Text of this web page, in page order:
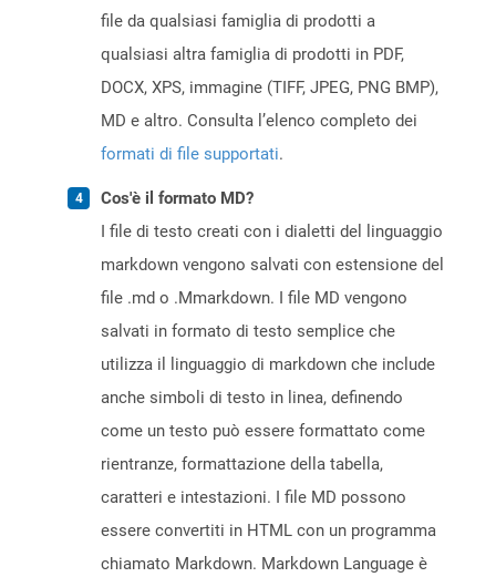
file da qualsiasi famiglia di prodotti a
qualsiasi altra famiglia di prodotti in PDF,
DOCX, XPS, immagine (TIFF, JPEG, PNG BMP),
MD e altro. Consulta l’elenco completo dei
formati di file supportati.
Cos'è il formato MD?
I file di testo creati con i dialetti del linguaggio
markdown vengono salvati con estensione del
file .md o .Mmarkdown. I file MD vengono
salvati in formato di testo semplice che
utilizza il linguaggio di markdown che include
anche simboli di testo in linea, definendo
come un testo può essere formattato come
rientranze, formattazione della tabella,
caratteri e intestazioni. I file MD possono
essere convertiti in HTML con un programma
chiamato Markdown. Markdown Language è